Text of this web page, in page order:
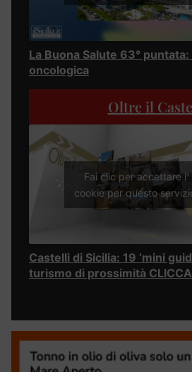
La Buona Salute 63°
oncologica
Oltre il
Fai clic per accettare i
cookie per questo
Castelli di Sicilia: 19 ‘mini
turismo di prossimità CLICCA